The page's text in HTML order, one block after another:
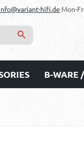
hifi.de Mon-
B-WARE